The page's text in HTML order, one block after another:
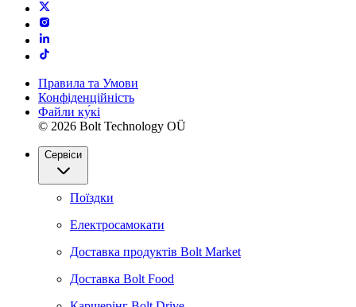
Правила та Умови
Конфіденційність
Файли ку́кі
© 2026 Bolt Technology OÜ
Сервіси
Поїздки
Електросамокати
Доставка продуктів Bolt Market
Доставка Bolt Food